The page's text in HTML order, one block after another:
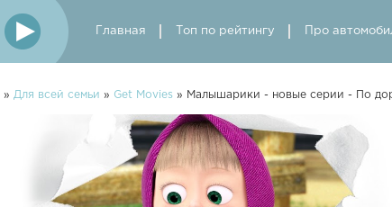
Главная Топ по рейтингу Про
» Для всей семьи » Get Movies » Малышарики - новые серии - По